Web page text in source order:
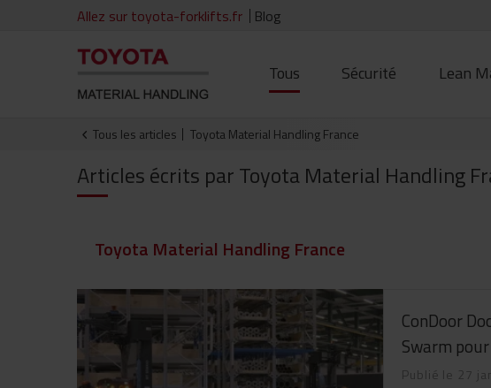
Allez sur toyota-forklifts.fr Blog
Tous Sécurité Lean
Tous les articles Toyota Material Handling France
Articles écrits par Toyota Material Handling
Toyota Material Handling France
ConDoor
Swarm
Publié le 27